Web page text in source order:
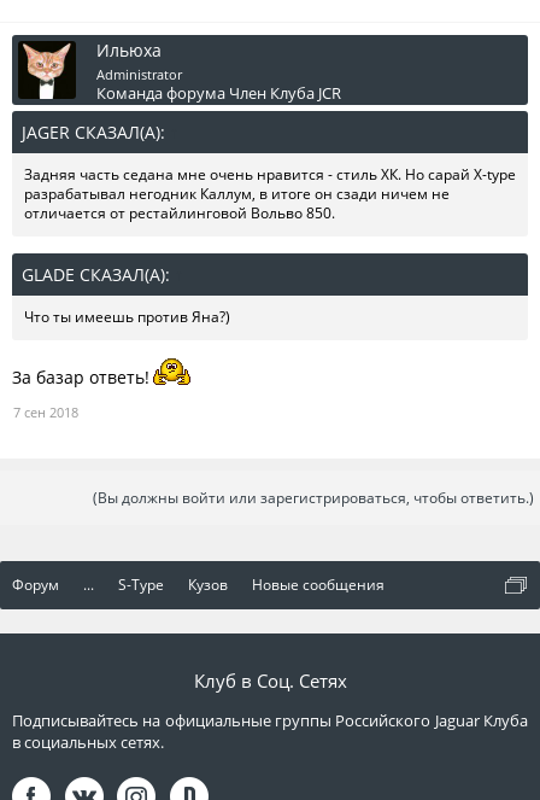
Ильюха
Administrator
Команда форума Член Клуба JCR
JAGER СКАЗАЛ(А):
Задняя часть седана мне очень нравится - стиль ХК. Но сарай X-type
разрабатывал негодник Каллум, в итоге он сзади ничем не
отличается от рестайлинговой Вольво 850.
GLADE СКАЗАЛ(А):
Что ты имеешь против Яна?)
За базар ответь!
7 сен 2018
(Вы должны войти или зарегистрироваться, чтобы ответить.)
Форум ... S-Type Кузов Новые сообщения
Клуб в Соц. Сетях
Подписывайтесь на официальные группы Российского Jaguar Клуба
в социальных сетях.